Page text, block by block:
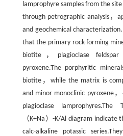
lamprophyre samples from the
through petrographic analysis，
and geochemical
that the primary rock-forming
biotite，plagioclase
pyroxene.The porphyritic
biotite，while the matrix is
and minor monoclinic pyroxene
plagioclase
（K+Na）-K/Al diagram indicate
calc-alkaline potassic